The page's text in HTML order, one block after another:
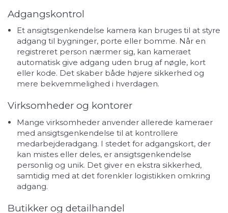
Adgangskontrol
Et ansigtsgenkendelse kamera kan bruges til at styre
adgang til bygninger, porte eller bomme. Når en
registreret person nærmer sig, kan kameraet
automatisk give adgang uden brug af nøgle, kort
eller kode. Det skaber både højere sikkerhed og
mere bekvemmelighed i hverdagen.
Virksomheder og kontorer
Mange virksomheder anvender allerede kameraer
med ansigtsgenkendelse til at kontrollere
medarbejderadgang. I stedet for adgangskort, der
kan mistes eller deles, er ansigtsgenkendelse
personlig og unik. Det giver en ekstra sikkerhed,
samtidig med at det forenkler logistikken omkring
adgang.
Butikker og detailhandel